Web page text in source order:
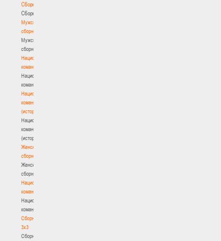
Сборные
Сборные
Мужские
сборные
Мужские
сборные
Национальная
команда
Национальная
команда
Национальная
команда
(история)
Национальная
команда
(история)
Женские
сборные
Женские
сборные
Национальная
команда
Национальная
команда
Сборные
3х3
Сборные